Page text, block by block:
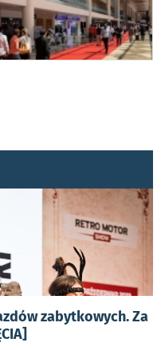
zabytkowych. Za